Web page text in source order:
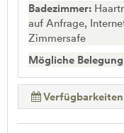
Badezimmer:
auf Anfrage,
Zimmersafe
Mögliche